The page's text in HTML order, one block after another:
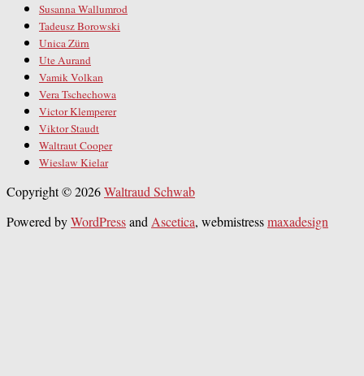
Susanna Wallumrod
Tadeusz Borowski
Unica Zürn
Ute Aurand
Vamik Volkan
Vera Tschechowa
Victor Klemperer
Viktor Staudt
Waltraut Cooper
Wieslaw Kielar
Copyright © 2026Waltraud Schwab
Powered byWordPressand Ascetica, webmistressmaxadesign